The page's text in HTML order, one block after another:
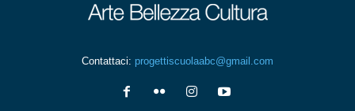
Contattaci: progettiscuolaabc@gmail.com